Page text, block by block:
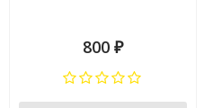
800 ₽